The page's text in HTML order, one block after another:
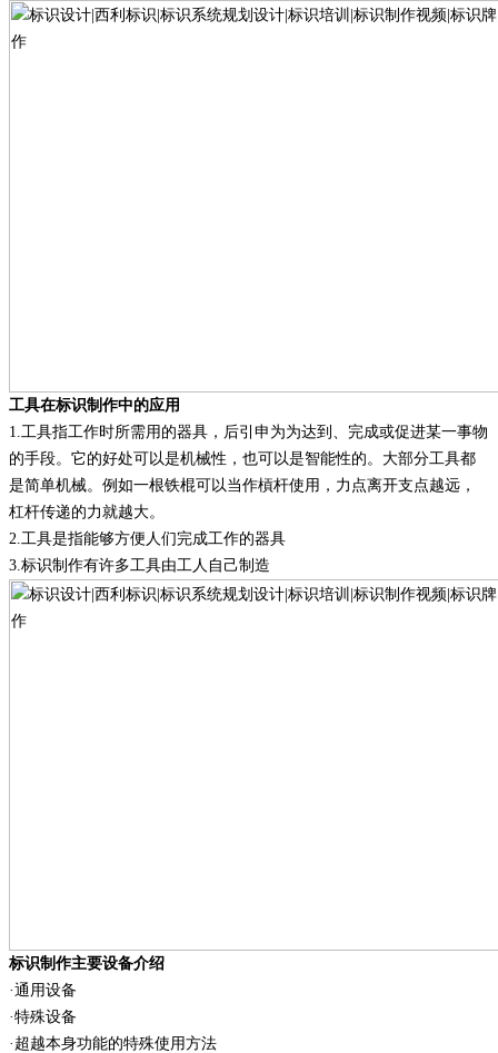
工具在标识制作中的应用
1 工具指工作时所需用的器具，后引申为为达到、完成或促进某一事物
的手段。它的好处可以是机械性，也可以是智能性的。大部分工具都
是简单机械。例如一根铁棍可以当作槓杆使用，力点离开支点越远，
杠杆传递的力就越大。
2 工具是指能够方便人们完成工作的器具
3 标识制作有许多工具由工人自己制造
标识制作主要设备介绍
·通用设备
·特殊设备
·超越本身功能的特殊使用方法